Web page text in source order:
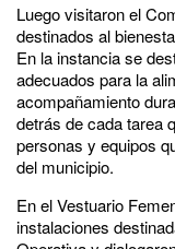
Luego visitaron el
destinados al
En la instancia se
adecuados para la
acompañamiento
detrás de cada tarea
personas y equipos
del municipio.
En el Vestuario
instalaciones